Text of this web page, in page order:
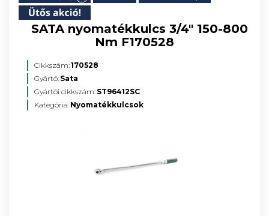
SATA nyomatékkulcs 3/4" 150-800
Nm F170528
Cikkszám:170528
Gyártó: Sata
Gyártói cikkszám: ST96412SC
Kategória: Nyomatékkulcsok